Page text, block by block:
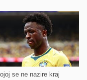
se ne nazire kraj